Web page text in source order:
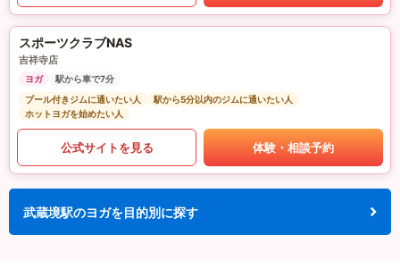
スポーツクラブNAS
吉祥寺店
ヨガ
駅から車で7分
プール付きジムに通いたい人
駅から5分以内のジムに通いたい人
ホットヨガを始めたい人
公式サイトを見る 体験・相談予約
武蔵境駅のヨガを目的別に探す